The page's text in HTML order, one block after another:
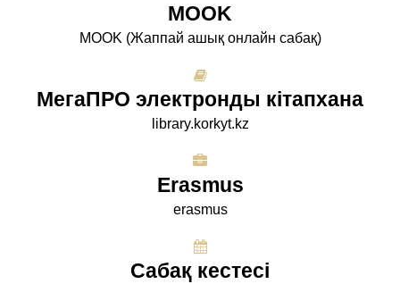
МООK
МООK (Жаппай ашық онлайн сабақ)
МегаПРО электронды кітапхана
library.korkyt.kz
Erasmus
erasmus
Сабақ кестесі